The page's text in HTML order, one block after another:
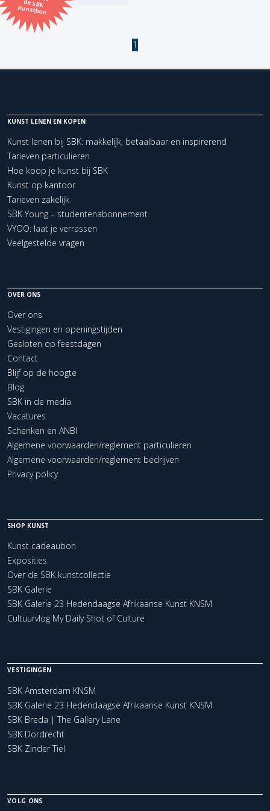
Kunstbon
Kunstenaar
Kerncollectie
1 items. Pagina: 1
1
KUNST LENEN EN KOPEN
Kunst lenen bij SBK: makkelijk, betaalbaar en inspirerend
Tarieven particulieren
Hoe koop je kunst bij SBK
Kunst op kantoor
Tarieven zakelijk
SBK Young – studentenabonnement
VYOO: laat je verrassen
Veelgestelde vragen
OVER ONS
Over ons
Vestigingen en openingstijden
Gesloten op feestdagen
Contact
Blijf op de hoogte
Blog
SBK in de media
Vacatures
Schenken en ANBI
Algemene voorwaarden/reglement particulieren
Algemene voorwaarden/reglement bedrijven
Privacy policy
SHOP KUNST
Kunst cadeaubon
Exposities
Over de SBK kunstcollectie
SBK Galerie
SBK Galerie 23 Hedendaagse Afrikaanse Kunst KNSM
Cultuurvlog My Daily Shot of Culture
VESTIGINGEN
SBK Amsterdam KNSM
SBK Galerie 23 Hedendaagse Afrikaanse Kunst KNSM
SBK Breda | The Gallery Lane
SBK Dordrecht
SBK Zinder Tiel
VOLG ONS